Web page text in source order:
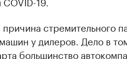
стремительного
у дилеров. Дело в
большинство